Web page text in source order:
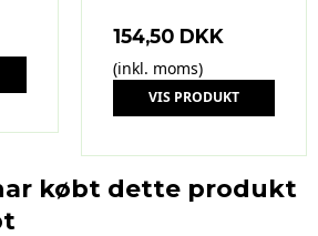
154,50 DKK
(inkl. moms)
VIS PRODUKT
købt dette produkt